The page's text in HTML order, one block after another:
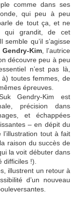
comme dans ses
qui peu à peu
de tout ça, et ne
qui grandit, de cet
qu’il s’agisse
Gendry-Kim, l’autrice
découvre peu à peu
n’est pas là,
toutes femmes, de
épreuves.
Gendry-Kim est
précision dans
et échappées
– en dépit du
tout à fait
raison du succès de
la voit débuter dans
!).
illustrent un retour à
d’un nouveau